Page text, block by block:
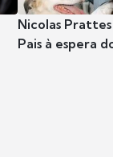
Nicolas
Pais à espera